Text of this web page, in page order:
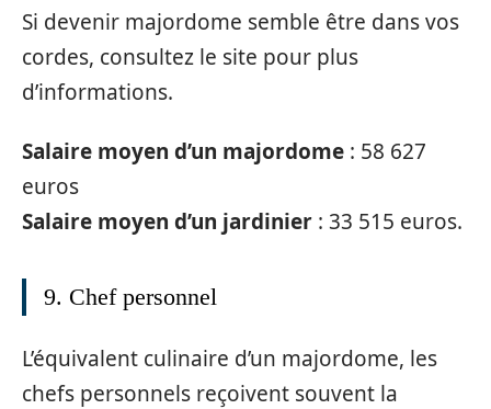
Si devenir majordome semble être dans vos
cordes, consultez le site pour plus
d’informations.
Salaire moyen d’un majordome : 58 627
euros
Salaire moyen d’un jardinier : 33 515 euros.
9. Chef personnel
L’équivalent culinaire d’un majordome, les
chefs personnels reçoivent souvent la